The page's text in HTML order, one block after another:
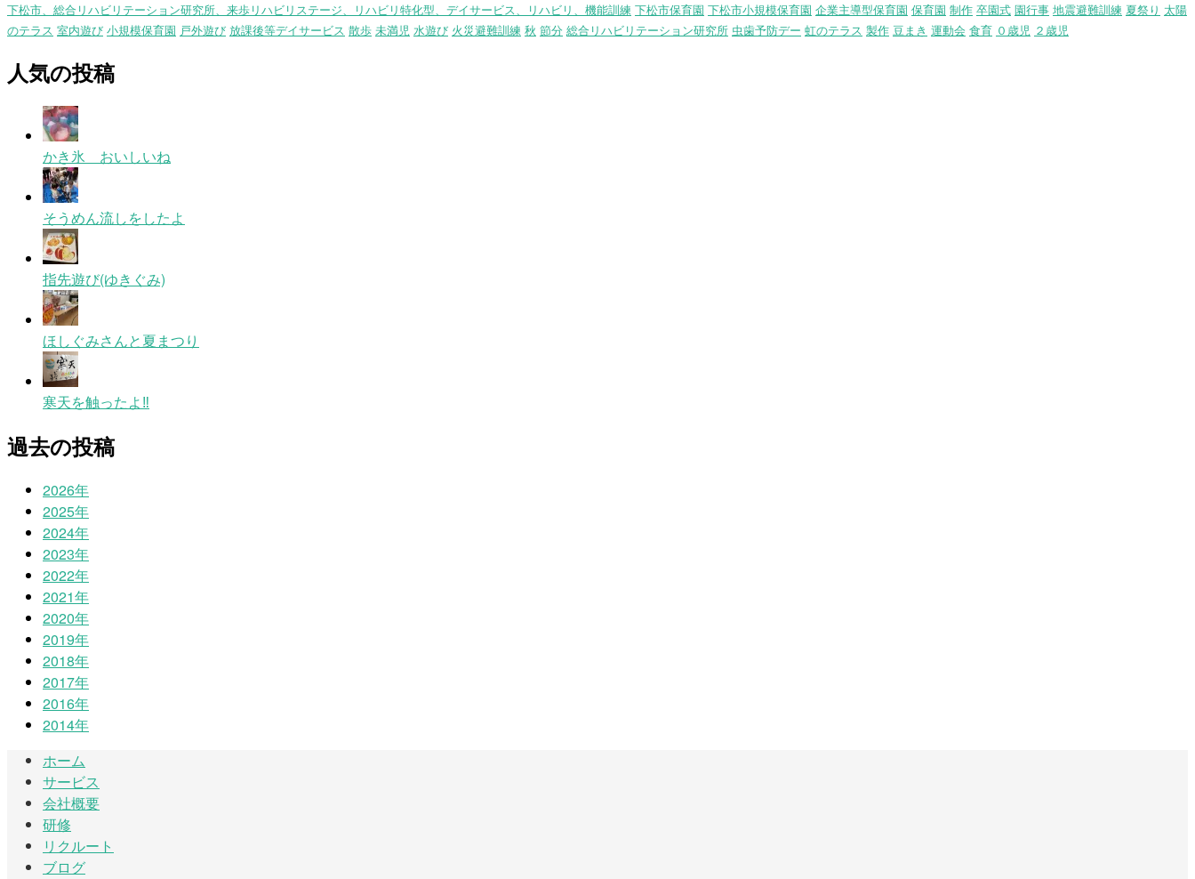
下松市、総合リハビリテーション研究所、来歩リハビリステージ、リハビリ特化型、デイサービス、リハビリ、機能訓練 下松市保育園 下松市小規模保育園 企業主導型保育園 保育園 制作 卒園式 園行事 地震避難訓練 夏祭り 太陽
のテラス 室内遊び 小規模保育園 戸外遊び 放課後等デイサービス 散歩 未満児 水遊び 火災避難訓練 秋 節分 総合リハビリテーション研究所 虫歯予防デー 虹のテラス 製作 豆まき 運動会 食育 ０歳児 ２歳児
人気の投稿
かき氷 おいしいね
そうめん流しをしたよ
指先遊び(ゆきぐみ)
ほしぐみさんと夏まつり
寒天を触ったよ‼
過去の投稿
2026年
2025年
2024年
2023年
2022年
2021年
2020年
2019年
2018年
2017年
2016年
2014年
ホーム
サービス
会社概要
研修
リクルート
ブログ